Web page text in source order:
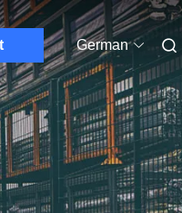
German